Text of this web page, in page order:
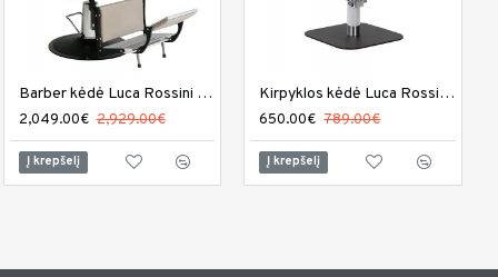
Meistro kėdutė DIR Esperto
359.00€ 420.00€
Į krepšelį
Barber kėdė Luca Rossini Levante
2,049.00€ 2,929.00€
Į krepšelį
Kirpyklos kėdė Luca Rossini Andrea
650.00€ 789.00€
Į krepšelį